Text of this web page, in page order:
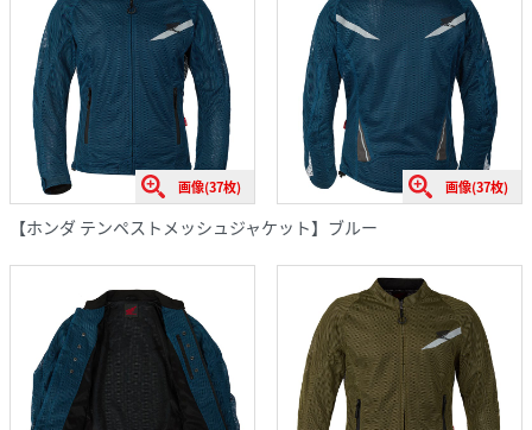
画像(37枚) 画像(37枚)
【ホンダ テンペストメッシュジャケット】ブルー